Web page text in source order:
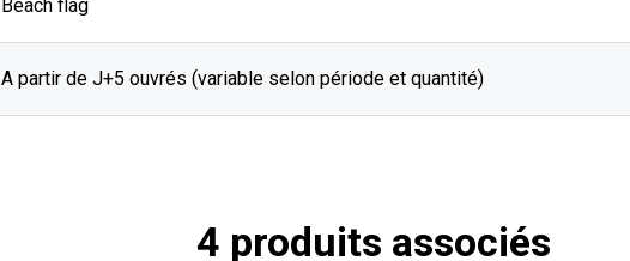
Beach flag
A partir de J+5 ouvrés (variable selon période et quantité)
4 produits associés